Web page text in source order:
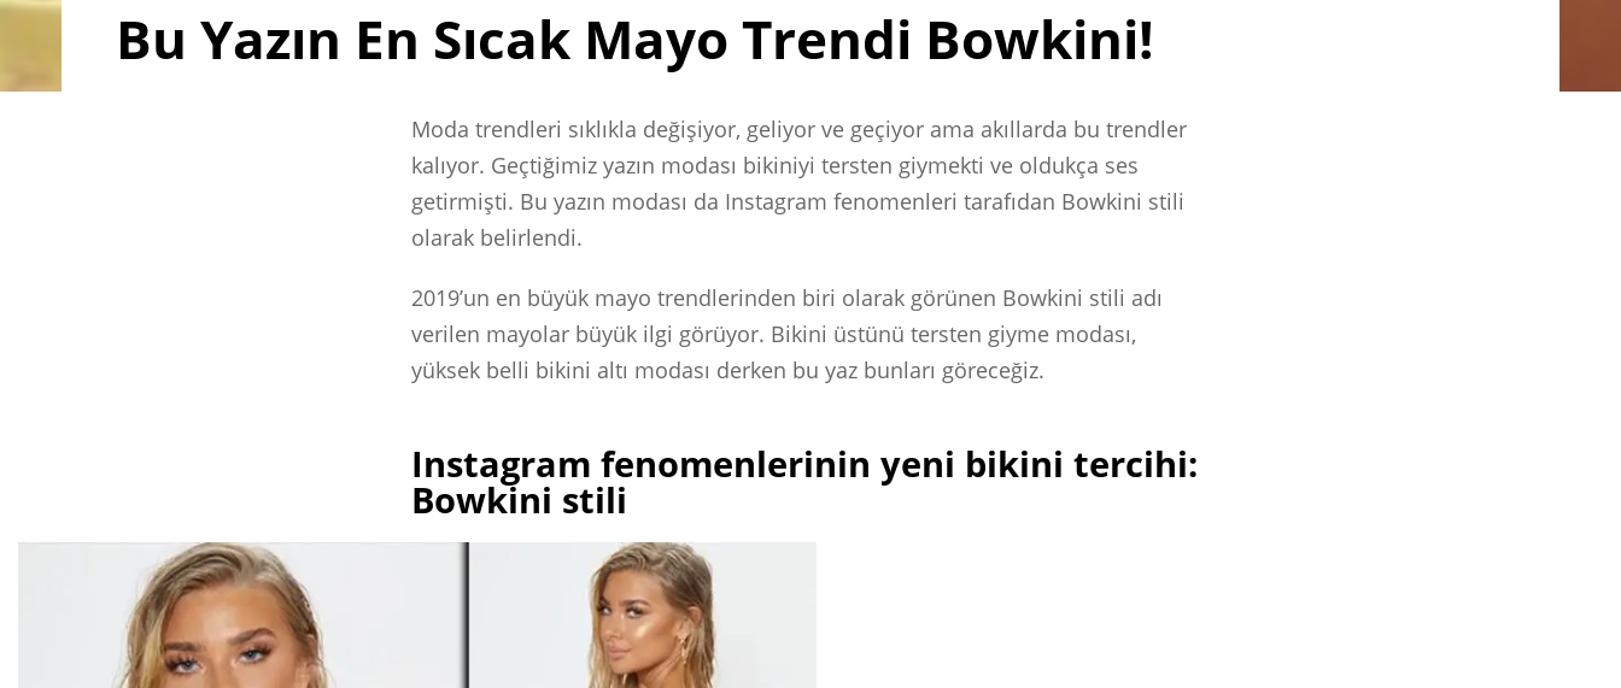
Bu Yazın En Sıcak Mayo Trendi Bowkini!
Moda trendleri sıklıkla değişiyor, geliyor ve geçiyor ama akıllarda bu trendler
kalıyor. Geçtiğimiz yazın modası bikiniyi tersten giymekti ve oldukça ses
getirmişti. Bu yazın modası da Instagram fenomenleri tarafıdan Bowkini stili
olarak belirlendi.
2019’un en büyük mayo trendlerinden biri olarak görünen Bowkini stili adı
verilen mayolar büyük ilgi görüyor. Bikini üstünü tersten giyme modası,
yüksek belli bikini altı modası derken bu yaz bunları göreceğiz.
Instagram fenomenlerinin yeni bikini tercihi:
Bowkini stili